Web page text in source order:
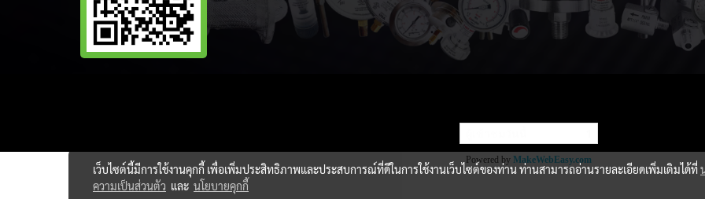
Powered by MakeWebEasy.com
เว็บไซต์นี้มีการใช้งานคุกกี้ เพื่อเพิ่มประสิทธิภาพและประสบการณ์ที่ดีในการใช้งานเว็บไซต์ของท่าน ท่านสามารถอ่านรายละเอียดเพิ่มเติมได้ที่
ความเป็นส่วนตัว และ นโยบายคุกกี้